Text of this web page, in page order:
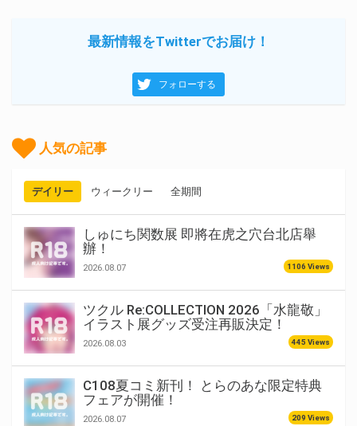
最新情報をTwitterでお届け！
フォローする
人気の記事
デイリー ウィークリー 全期間
しゅにち関数展 即將在虎之穴台北店舉
辦！
2026.08.07 1106 Views
ツクル Re:COLLECTION 2026「水龍敬」
イラスト展グッズ受注再販決定！
2026.08.03 445 Views
C108夏コミ新刊！ とらのあな限定特典
フェアが開催！
2026.08.07 209 Views